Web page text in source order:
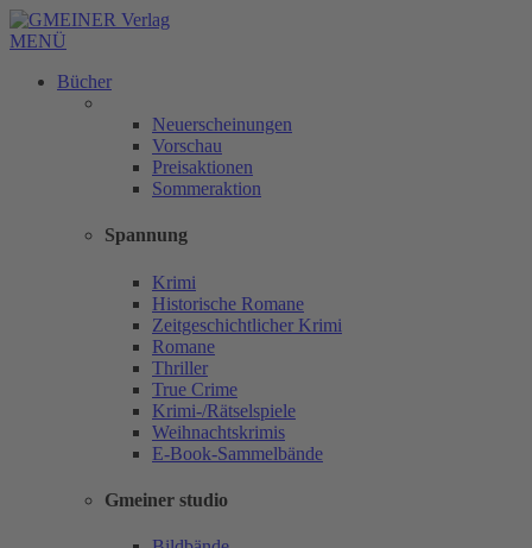
MENÜ
Bücher
Neuerscheinungen
Vorschau
Preisaktionen
Sommeraktion
Spannung
Krimi
Historische Romane
Zeitgeschichtlicher Krimi
Romane
Thriller
True Crime
Krimi-/Rätselspiele
Weihnachtskrimis
E-Book-Sammelbände
Gmeiner studio